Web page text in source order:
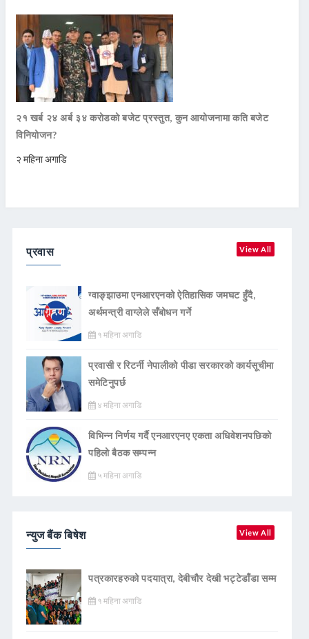
२१ खर्ब २४ अर्ब ३४ करोडको बजेट प्रस्तुत, कुन आयोजनामा कति बजेट
विनियोजन?
२ महिना अगाडि
प्रवास View All
ग्वाङ्झाउमा एनआरएनको ऐतिहासिक जमघट हुँदै,
अर्थमन्त्री वाग्लेले सँबोधन गर्ने
१ महिना अगाडि
प्रवासी र रिटर्नी नेपालीको पीडा सरकारको कार्यसूचीमा
समेटिनुपर्छ
४ महिना अगाडि
विभिन्न निर्णय गर्दै एनआरएनए एकता अधिवेशनपछिको
पहिलो बैठक सम्पन्न
५ महिना अगाडि
न्युज बैंक बिषेश View All
पत्रकारहरुको पदयात्रा, देबीचौर देखी भट्टेडाँडा सम्म
१ महिना अगाडि